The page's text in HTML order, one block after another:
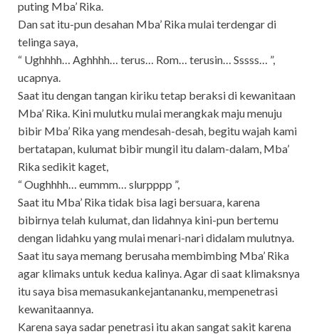
puting Mba’ Rika.
Dan sat itu-pun desahan Mba’ Rika mulai terdengar di
telinga saya,
“ Ughhhh… Aghhhh… terus… Rom… terusin… Sssss… ”,
ucapnya.
Saat itu dengan tangan kiriku tetap beraksi di kewanitaan
Mba’ Rika. Kini mulutku mulai merangkak maju menuju
bibir Mba’ Rika yang mendesah-desah, begitu wajah kami
bertatapan, kulumat bibir mungil itu dalam-dalam, Mba’
Rika sedikit kaget,
“ Oughhhh… eummm… slurpppp ”,
Saat itu Mba’ Rika tidak bisa lagi bersuara, karena
bibirnya telah kulumat, dan lidahnya kini-pun bertemu
dengan lidahku yang mulai menari-nari didalam mulutnya.
Saat itu saya memang berusaha membimbing Mba’ Rika
agar klimaks untuk kedua kalinya. Agar di saat klimaksnya
itu saya bisa memasukankejantananku, mempenetrasi
kewanitaannya.
Karena saya sadar penetrasi itu akan sangat sakit karena